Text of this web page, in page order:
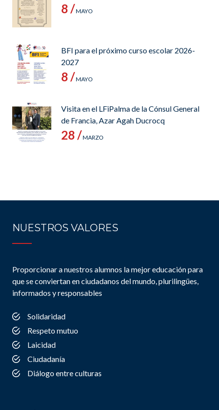
8 /MAYO
BFI para el próximo curso escolar 2026-
2027
8 /MAYO
Visita en el LFiPalma de la Cónsul General
de Francia, Azar Agah Ducrocq
28 /MARZO
NUESTROS VALORES
Proporcionar a nuestros alumnos la mejor educación para
que se conviertan en ciudadanos del mundo, plurilingües,
informados y responsables
Solidaridad
Respeto mutuo
Laicidad
Ciudadanía
Diálogo entre culturas